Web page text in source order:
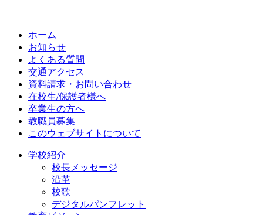
ホーム
お知らせ
よくある質問
交通アクセス
資料請求・お問い合わせ
在校生/保護者様へ
卒業生の方へ
教職員募集
このウェブサイトについて
学校紹介
校長メッセージ
沿革
校歌
デジタルパンフレット